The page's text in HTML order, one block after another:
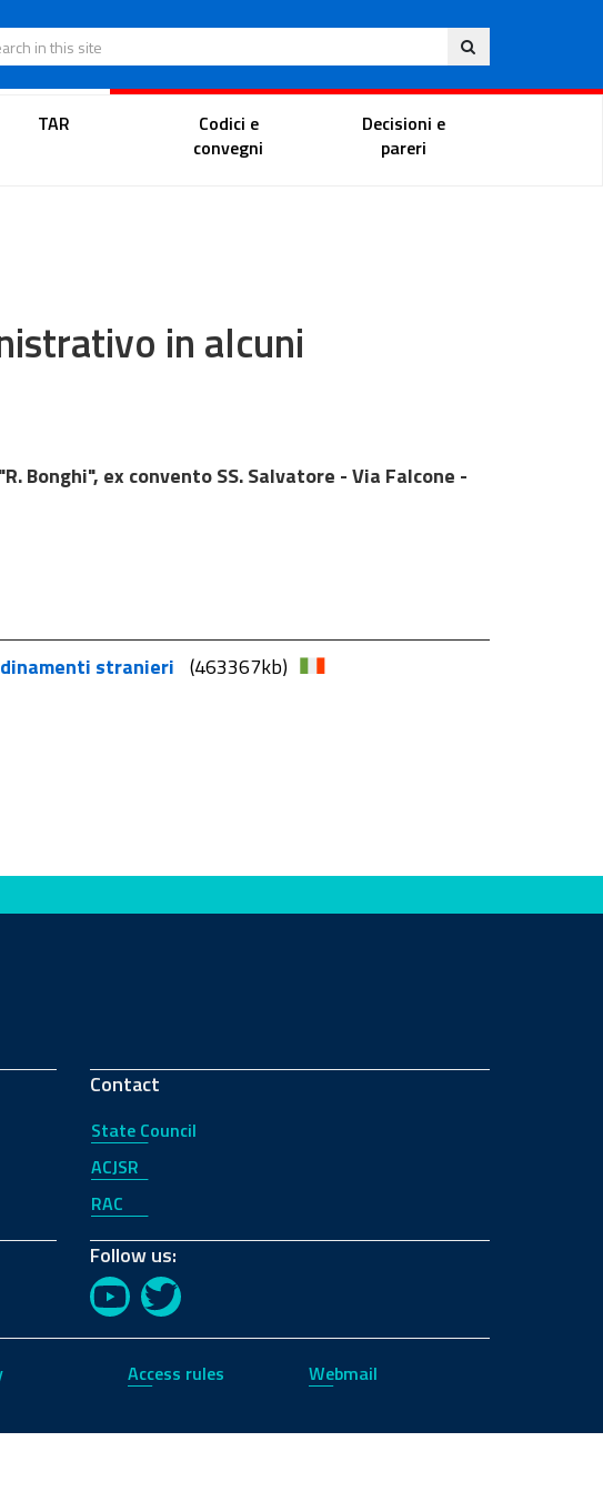
Eng
in this site
Magistrate Portal
TAR
Codici e
convegni
Decisioni e
pareri
in alcuni
Bonghi", ex convento SS. Salvatore - Via Falcone -
stranieri (463367kb)
Contact
State Council
ACJSR
RAC
Follow us:
YouTubeTwitter
Access rules Webmail